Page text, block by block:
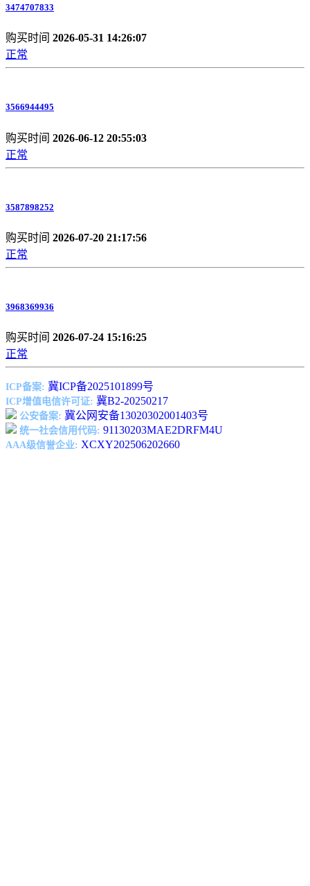
3474707833
购买时间 2026-05-31 14:26:07
正常
3566944495
购买时间 2026-06-12 20:55:03
正常
3587898252
购买时间 2026-07-20 21:17:56
正常
3968369936
购买时间 2026-07-24 15:16:25
正常
ICP备案: 冀ICP备2025101899号
ICP增值电信许可证: 冀B2-20250217
公安备案: 冀公网安备13020302001403号
统一社会信用代码: 91130203MAE2DRFM4U
AAA级信誉企业: XCXY202506202660